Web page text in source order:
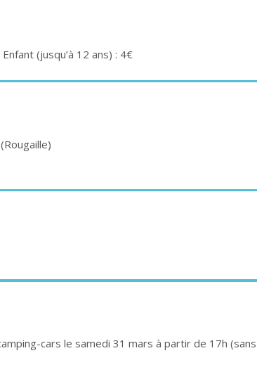
(jusqu’à 12 ans) : 4€
cars le samedi 31 mars à partir de 17h (sans